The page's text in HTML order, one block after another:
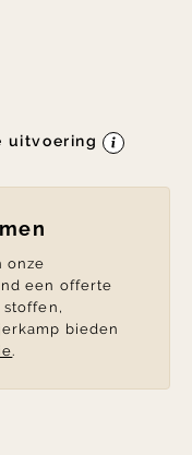
uitvoering
onze
een offerte
stoffen,
bieden
.